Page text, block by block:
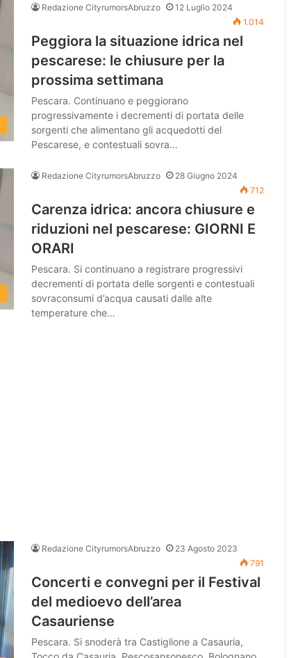
Redazione CityrumorsAbruzzo
12 Luglio 2024
1.014
Peggiora la situazione idrica nel
pescarese: le chiusure per la
prossima settimana
Pescara. Continuano e peggiorano
progressivamente i decrementi di portata delle
sorgenti che alimentano gli acquedotti del
Pescarese, e contestuali sovra…
Redazione CityrumorsAbruzzo
28 Giugno 2024
712
Carenza idrica: ancora chiusure e
riduzioni nel pescarese: GIORNI E
ORARI
Pescara. Si continuano a registrare progressivi
decrementi di portata delle sorgenti e contestuali
sovraconsumi d’acqua causati dalle alte
temperature che…
Redazione CityrumorsAbruzzo
23 Agosto 2023
791
Concerti e convegni per il Festival
del medioevo dell’area
Casauriense
Pescara. Si snoderà tra Castiglione a Casauria,